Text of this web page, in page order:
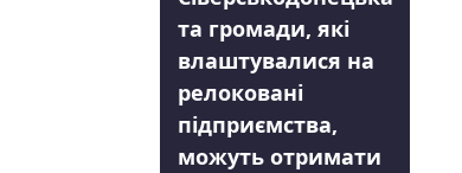
та громади, які
влаштувалися на
релоковані
підприємства,
можуть отримати